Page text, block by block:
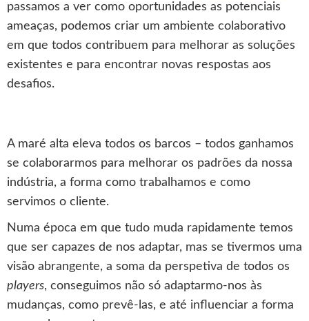
passamos a ver como oportunidades as potenciais
ameaças, podemos criar um ambiente colaborativo
em que todos contribuem para melhorar as soluções
existentes e para encontrar novas respostas aos
desafios.
A maré alta eleva todos os barcos – todos ganhamos
se colaborarmos para melhorar os padrões da nossa
indústria, a forma como trabalhamos e como
servimos o cliente.
Numa época em que tudo muda rapidamente temos
que ser capazes de nos adaptar, mas se tivermos uma
visão abrangente, a soma da perspetiva de todos os
players, conseguimos não só adaptarmo-nos às
mudanças, como prevê-las, e até influenciar a forma